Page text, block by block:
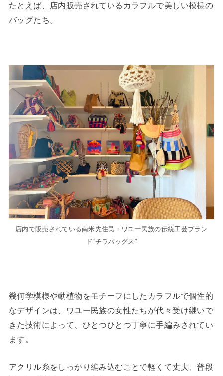
たとえば、店内販売されているカラフルで美しい模様の
バッグたち。
店内で販売されている南米先住民・ワユー民族の伝統工芸ブラン
ド“チラバッグス”
幾何学模様や動植物をモチーフにしたカラフルで個性的
なデザインは、ワユー民族の女性たちが代々受け継いで
きた技術によって、ひとつひとつ丁寧に手編みされてい
ます。
アクリル糸をしっかり編み込むことで軽くて丈夫、普段